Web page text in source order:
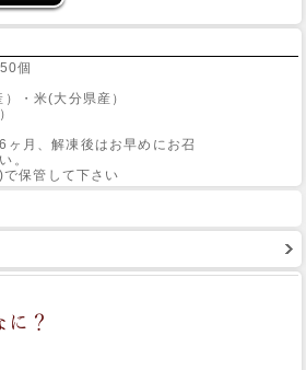
個
・米(大分県産）
ヶ月、解凍後はお早めにお召
。
保管して下さい
に？